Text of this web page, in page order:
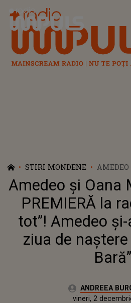
Radio Impuls
STIRI MONDENE
ÎN
„ARD
LA
Amedeo și Oana
PREMIERĂ la
tot”! Amedeo
ziua de naștere
Bară”
Autor:ANDREEA
joi, 2 decembrie 2021Actualizat:
vineri, 2